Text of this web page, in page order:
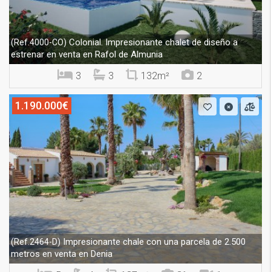
(Ref.4000-CO)Colonial. Impresionante chalet de diseño a
estrenar en venta en Rafol de Almunia
3 3 132m² 2
1.190.000€
(Ref.2464-D) Impresionante chale con una parcela de 2.500
metros en venta en Denia